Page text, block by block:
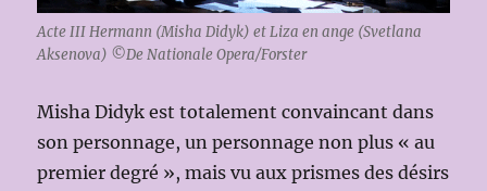
Acte III Hermann (Misha Didyk) et Liza en ange (Svetlana
Aksenova) ©De Nationale Opera/Forster
Misha Didyk est totalement convaincant dans
son personnage, un personnage non plus « au
premier degré », mais vu aux prismes des désirs